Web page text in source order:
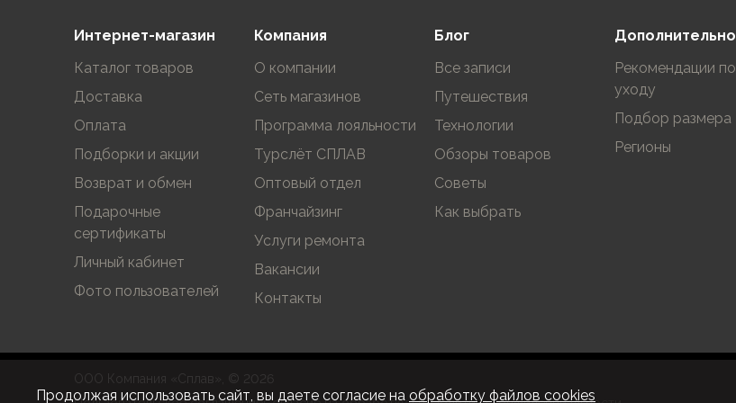
Уход за обувью
Сушилки для обуви
Клей
Ледоступы
Ботинки
Кроссовки
Сапоги
Гамаши, бахилы
Аксессуары для обуви
Уход за обувью
Шнурки, стельки
Ледоступы
Аксессуары
Варежки и перчатки
Интернет-магазин
Каталог товаров
Доставка
Оплата
Подборки и акции
Возврат и обмен
Подарочные
сертификаты
Личный кабинет
Фото пользователей
Компания
О компании
Сеть магазинов
Программа лояльности
Турслёт СПЛАВ
Оптовый отдел
Франчайзинг
Услуги ремонта
Вакансии
Контакты
Блог
Все записи
Путешествия
Технологии
Обзоры товаров
Советы
Как выбрать
Дополнительно
Рекомендации по
уходу
Подбор размера
Регионы
ООО Компания «Сплав», © 2026
Продолжая использовать сайт, вы даете согласие на обработку файлов cookies